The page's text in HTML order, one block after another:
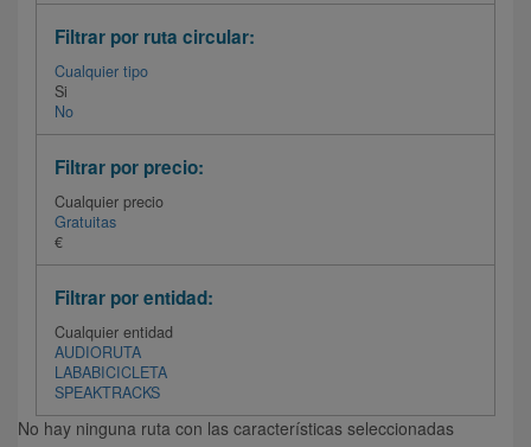
Filtrar por ruta circular:
Cualquier tipo
Si
No
Filtrar por precio:
Cualquier precio
Gratuitas
€
Filtrar por entidad:
Cualquier entidad
AUDIORUTA
LABABICICLETA
SPEAKTRACKS
No hay ninguna ruta con las características seleccionadas